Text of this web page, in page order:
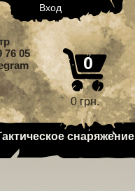
Вход
0
0 грн.
76 05
снаряжение